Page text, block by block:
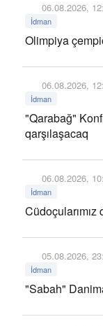
06.08.2026,
İdman
Olimpiya
06.08.2026,
İdman
"Qarabağ"
qarşılaşacaq
06.08.2026,
İdman
05.08.2026,
İdman
"Sabah"